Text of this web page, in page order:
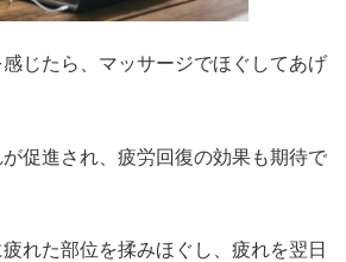
じたら、マッサージでほぐしてあげ
促進され、疲労回復の効果も期待で
れた部位を揉みほぐし、疲れを翌日